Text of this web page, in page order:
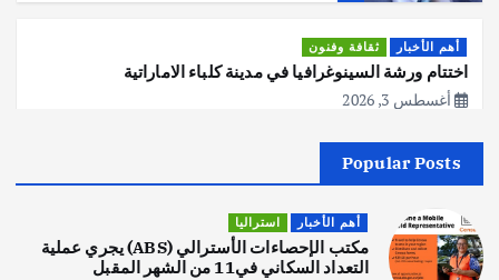
أهم الأخبار ثقافة وفنون
اختتام ورشة السينوغرافيا في مدينة كلباء الاماراتية
أغسطس 3, 2026
2
اصبح بطلاً لأستراليا بلعبة كمال الاجسام
يوليو 30, 2026
Popular Posts
أهم الأخبار استراليا
مكتب الإحصاءات الأسترالي (ABS) يجري عملية
التعداد السكاني في11 من الشهر المقبل